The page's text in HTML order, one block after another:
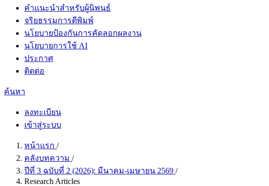
คำแนะนำสำหรับผู้นิพนธ์
จริยธรรมการตีพิมพ์
นโยบายป้องกันการคัดลอกผลงาน
นโยบายการใช้ AI
ประกาศ
ติดต่อ
ค้นหา
ลงทะเบียน
เข้าสู่ระบบ
หน้าแรก /
คลังบทความ /
ปีที่ 3 ฉบับที่ 2 (2026): มีนาคม-เมษายน 2569 /
Research Articles